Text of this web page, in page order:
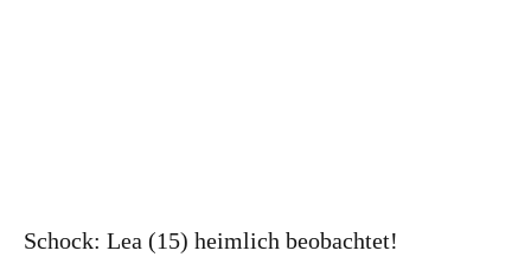
Schock: Lea (15) heimlich beobachtet!